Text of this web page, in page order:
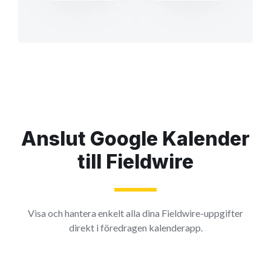
Anslut Google Kalender
till Fieldwire
Visa och hantera enkelt alla dina Fieldwire-uppgifter
direkt i föredragen kalenderapp.